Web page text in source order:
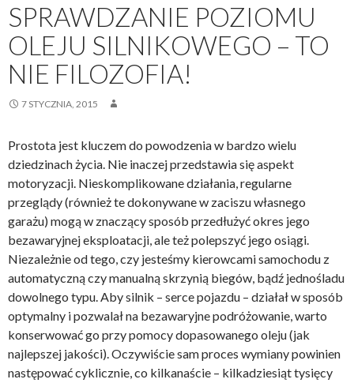
SPRAWDZANIE POZIOMU
OLEJU SILNIKOWEGO – TO
NIE FILOZOFIA!
7 STYCZNIA, 2015
Prostota jest kluczem do powodzenia w bardzo wielu
dziedzinach życia. Nie inaczej przedstawia się aspekt
motoryzacji. Nieskomplikowane działania, regularne
przeglądy (również te dokonywane w zaciszu własnego
garażu) mogą w znaczący sposób przedłużyć okres jego
bezawaryjnej eksploatacji, ale też polepszyć jego osiągi.
Niezależnie od tego, czy jesteśmy kierowcami samochodu z
automatyczną czy manualną skrzynią biegów, bądź jednośladu
dowolnego typu. Aby silnik – serce pojazdu – działał w sposób
optymalny i pozwalał na bezawaryjne podróżowanie, warto
konserwować go przy pomocy dopasowanego oleju (jak
najlepszej jakości). Oczywiście sam proces wymiany powinien
następować cyklicznie, co kilkanaście – kilkadziesiąt tysięcy